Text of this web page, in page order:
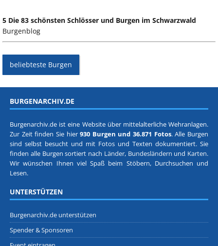
5 Die 83 schönsten Schlösser und Burgen im Schwarzwald
Burgenblog
beliebteste Burgen
BURGENARCHIV.DE
Burgenarchiv.de ist eine Website über mittelalterliche Wehranlagen.
Zur Zeit finden Sie hier930 Burgen und 36.871 Fotos. Alle Burgen
sind selbst besucht und mit Fotos und Texten dokumentiert. Sie
finden alle Burgen sortiert nach Länder, Bundesländern und Karten.
Wir wünschen Ihnen viel Spaß beim Stöbern, Durchsuchen und
Lesen.
UNTERSTÜTZEN
Burgenarchiv.de unterstützen
Spender & Sponsoren